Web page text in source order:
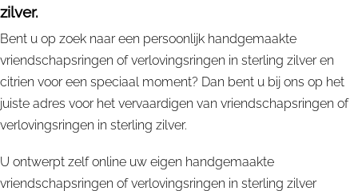
zilver.
Bent u op zoek naar een persoonlijk handgemaakte
vriendschapsringen of verlovingsringen in sterling zilver en
citrien voor een speciaal moment? Dan bent u bij ons op het
juiste adres voor het vervaardigen van vriendschapsringen of
verlovingsringen in sterling zilver.
U ontwerpt zelf online uw eigen handgemaakte
vriendschapsringen of verlovingsringen in sterling zilver